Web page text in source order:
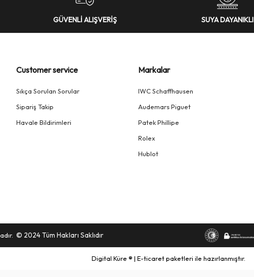
GÜVENLİ ALIŞVERİŞ SUYA DAYANIKLI
Customer service
Sıkça Sorulan Sorular
Sipariş Takip
Havale Bildirimleri
Markalar
IWC Schaffhausen
Audemars Piguet
Patek Phillipe
Rolex
Hublot
© 2024Tüm Hakları Saklıdır
Digital Küre ® | E-ticaret paketleri ile hazırlanmıştır.